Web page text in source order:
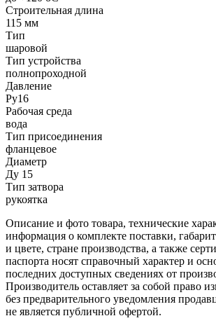
Строительная длина
115 мм
Тип
шаровой
Тип устройства
полнопроходной
Давление
Ру16
Рабочая среда
вода
Тип присоединения
фланцевое
Диаметр
Ду 15
Тип затвора
рукоятка
Описание и фото товара, технические
информация о комплекте поставки,
и цвете, стране производства, а также
паспорта носят справочный характер и
последних доступных сведениях от
Производитель оставляет за собой право
без предварительного уведомления
не является публичной офертой.